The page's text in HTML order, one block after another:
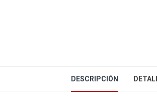
DESCRIPCIÓN